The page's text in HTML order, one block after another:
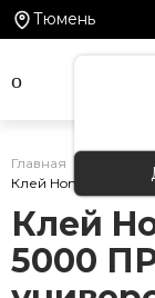
Тюмень
Главная
Клей Home Expert
Клей
5000